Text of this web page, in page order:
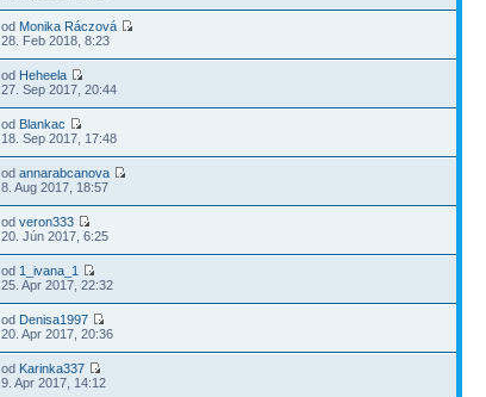
od Monika Ráczová
28. Feb 2018, 8:23
od Heheela
27. Sep 2017, 20:44
od Blankac
18. Sep 2017, 17:48
odannarabcanova
8. Aug 2017, 18:57
odveron333
20. Jún 2017, 6:25
od 1_ivana_1
25. Apr 2017, 22:32
od Denisa1997
20. Apr 2017, 20:36
od Karinka337
9. Apr 2017, 14:12